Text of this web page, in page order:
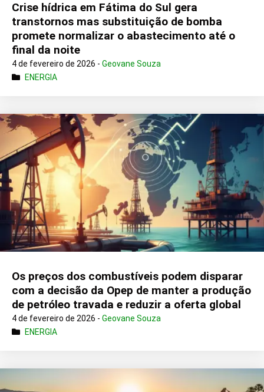
Crise hídrica em Fátima do Sul gera
transtornos mas substituição de bomba
promete normalizar o abastecimento até o
final da noite
4 de fevereiro de 2026 - Geovane Souza
ENERGIA
Os preços dos combustíveis podem disparar
com a decisão da Opep de manter a produção
de petróleo travada e reduzir a oferta global
4 de fevereiro de 2026 - Geovane Souza
ENERGIA